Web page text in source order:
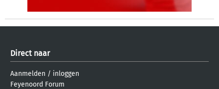
Direct naar
Aanmelden / inloggen
Feyenoord Forum